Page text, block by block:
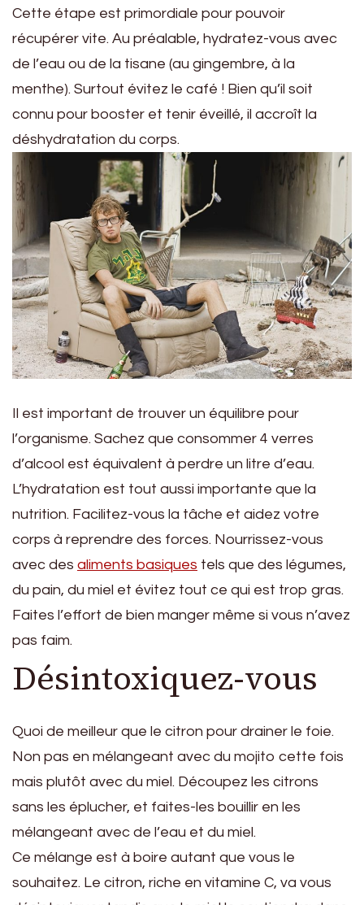
Cette étape est primordiale pour pouvoir
récupérer vite. Au préalable, hydratez-vous avec
de l’eau ou de la tisane (au gingembre, à la
menthe). Surtout évitez le café ! Bien qu’il soit
connu pour booster et tenir éveillé, il accroît la
déshydratation du corps.
Il est important de trouver un équilibre pour
l’organisme. Sachez que consommer 4 verres
d’alcool est équivalent à perdre un litre d’eau.
L’hydratation est tout aussi importante que la
nutrition. Facilitez-vous la tâche et aidez votre
corps à reprendre des forces. Nourrissez-vous
avec des aliments basiques tels que des légumes,
du pain, du miel et évitez tout ce qui est trop gras.
Faites l’effort de bien manger même si vous n’avez
pas faim.
Désintoxiquez-vous
Quoi de meilleur que le citron pour drainer le foie.
Non pas en mélangeant avec du mojito cette fois
mais plutôt avec du miel. Découpez les citrons
sans les éplucher, et faites-les bouillir en les
mélangeant avec de l’eau et du miel.
Ce mélange est à boire autant que vous le
souhaitez. Le citron, riche en vitamine C, va vous